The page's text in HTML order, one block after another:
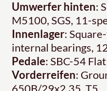
Umwerfer hinten:
M5100, SGS, 11-
Innenlager:
internal bearings,
Pedale: SBC-54
Vorderreifen:
650B/29x2.35, T5